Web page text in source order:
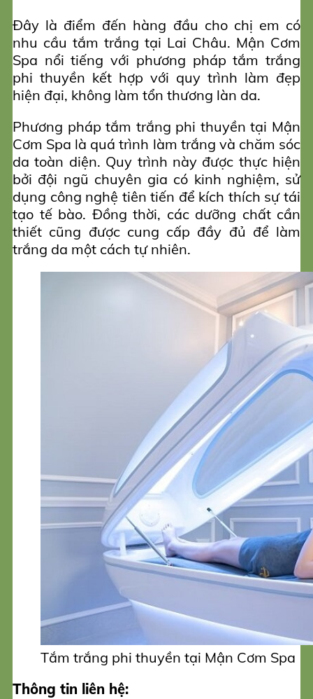
Đây là điểm đến hàng đầu cho chị em có
nhu cầu tắm trắng tại Lai Châu. Mận Cơm
Spa nổi tiếng với phương pháp tắm trắng
phi thuyền kết hợp với quy trình làm đẹp
hiện đại, không làm tổn thương làn da.
Phương pháp tắm trắng phi thuyền tại Mận
Cơm Spa là quá trình làm trắng và chăm sóc
da toàn diện. Quy trình này được thực hiện
bởi đội ngũ chuyên gia có kinh nghiệm, sử
dụng công nghệ tiên tiến để kích thích sự tái
tạo tế bào. Đồng thời, các dưỡng chất cần
thiết cũng được cung cấp đầy đủ để làm
trắng da một cách tự nhiên.
Tắm trắng phi thuyền tại Mận Cơm Spa
Thông tin liên hệ: